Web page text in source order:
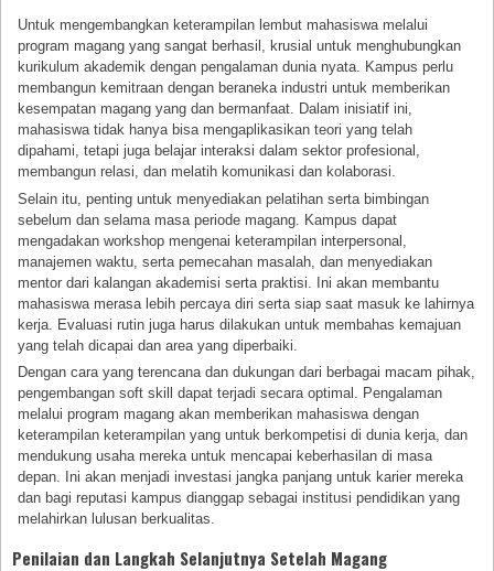
Untuk mengembangkan keterampilan lembut mahasiswa melalui
program magang yang sangat berhasil, krusial untuk menghubungkan
kurikulum akademik dengan pengalaman dunia nyata. Kampus perlu
membangun kemitraan dengan beraneka industri untuk memberikan
kesempatan magang yang dan bermanfaat. Dalam inisiatif ini,
mahasiswa tidak hanya bisa mengaplikasikan teori yang telah
dipahami, tetapi juga belajar interaksi dalam sektor profesional,
membangun relasi, dan melatih komunikasi dan kolaborasi.
Selain itu, penting untuk menyediakan pelatihan serta bimbingan
sebelum dan selama masa periode magang. Kampus dapat
mengadakan workshop mengenai keterampilan interpersonal,
manajemen waktu, serta pemecahan masalah, dan menyediakan
mentor dari kalangan akademisi serta praktisi. Ini akan membantu
mahasiswa merasa lebih percaya diri serta siap saat masuk ke lahirnya
kerja. Evaluasi rutin juga harus dilakukan untuk membahas kemajuan
yang telah dicapai dan area yang diperbaiki.
Dengan cara yang terencana dan dukungan dari berbagai macam pihak,
pengembangan soft skill dapat terjadi secara optimal. Pengalaman
melalui program magang akan memberikan mahasiswa dengan
keterampilan keterampilan yang untuk berkompetisi di dunia kerja, dan
mendukung usaha mereka untuk mencapai keberhasilan di masa
depan. Ini akan menjadi investasi jangka panjang untuk karier mereka
dan bagi reputasi kampus dianggap sebagai institusi pendidikan yang
melahirkan lulusan berkualitas.
Penilaian dan Langkah Selanjutnya Setelah Magang